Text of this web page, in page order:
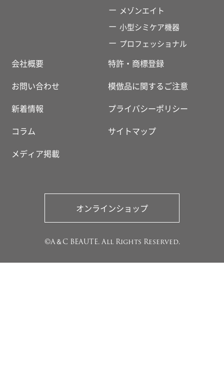
メゾンエイト
小型シミケア機器
プロフェッショナル
会社概要
お問い合わせ
新着情報
コラム
メディア掲載
特許・商標登録
模倣品に関するご注意
プライバシーポリシー
サイトマップ
オンラインショップ
©A＆C BEAUTE. All Rights Reserved.